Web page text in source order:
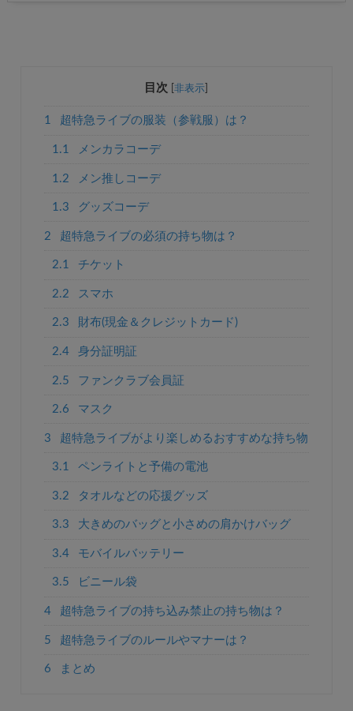
目次 [非表示
1 超特急ライブの服装（参戦服）は？
1.1 メンカラコーデ
1.2 メン推しコーデ
1.3 グッズコーデ
2 超特急ライブの必須の持ち物は？
2.1 チケット
2.2 スマホ
2.3 財布(現金＆クレジットカード)
2.4 身分証明証
2.5 ファンクラブ会員証
2.6 マスク
3 超特急ライブがより楽しめるおすすめな持ち物
3.1 ペンライトと予備の電池
3.2 タオルなどの応援グッズ
3.3 大きめのバッグと小さめの肩かけバッグ
3.4 モバイルバッテリー
3.5 ビニール袋
4 超特急ライブの持ち込み禁止の持ち物は？
5 超特急ライブのルールやマナーは？
6 まとめ